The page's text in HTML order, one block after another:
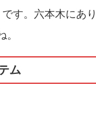
です。六本木にあ
。
ム